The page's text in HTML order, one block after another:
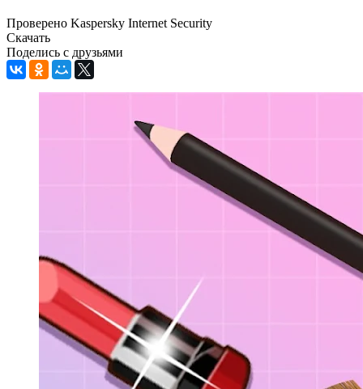
Проверено Kaspersky Internet Security
Скачать
Поделись с друзьями